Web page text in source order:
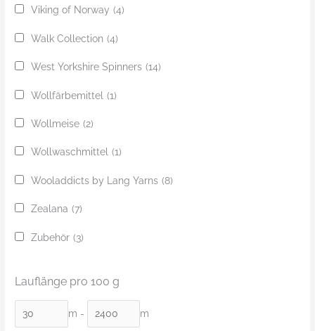
Viking of Norway (4)
Walk Collection (4)
West Yorkshire Spinners (14)
Wollfärbemittel (1)
Wollmeise (2)
Wollwaschmittel (1)
Wooladdicts by Lang Yarns (8)
Zealana (7)
Zubehör (3)
Lauflänge pro 100 g
m - m